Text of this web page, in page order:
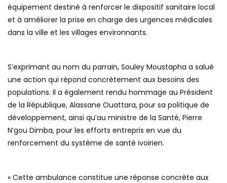
équipement destiné à renforcer le dispositif sanitaire local
et à améliorer la prise en charge des urgences médicales
dans la ville et les villages environnants.
S’exprimant au nom du parrain, Souley Moustapha a salué
une action qui répond concrètement aux besoins des
populations. Il a également rendu hommage au Président
de la République, Alassane Ouattara, pour sa politique de
développement, ainsi qu’au ministre de la Santé, Pierre
N’gou Dimba, pour les efforts entrepris en vue du
renforcement du système de santé ivoirien.
« Cette ambulance constitue une réponse concrète aux